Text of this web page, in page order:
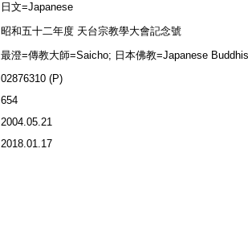
日文=Japanese
昭和五十二年度 天台宗教學大會記念號
最澄=傳教大師=Saicho; 日本佛教=Japanese
02876310 (P)
654
2004.05.21
2018.01.17